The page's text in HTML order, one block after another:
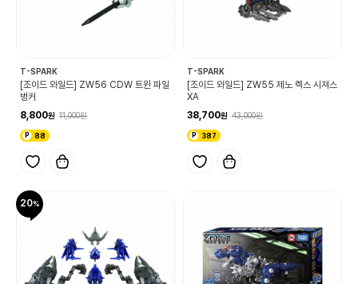
T-SPARK
[조이드 와일드] ZW56 CDW 트윈 파일
벙커
8,800
11,000
88
T-SPARK
[조이드 와일드] ZW55 제노 렉스 시져스
XA
38,700
43,000
387
20